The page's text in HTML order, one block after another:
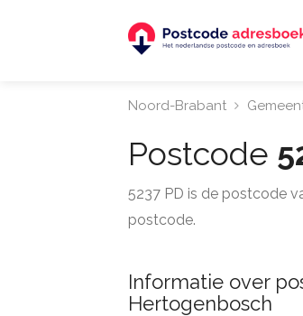
Noord-Brabant
Postcode
5237 PD is de postcode
postcode.
Informatie over
Hertogenbosch